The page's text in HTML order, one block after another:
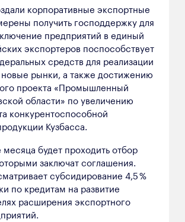
корпоративные экспортные
получить господдержку для
предприятий в единый
экспортеров поспособствует
средств для реализации
рынки, а также достижению
проекта «Промышленный
области» по увеличению
конкурентоспособной
Кузбасса.
месяца будет проходить отбор
заключат соглашения.
субсидирование 4,5 %
по кредитам на развитие
расширения экспортного